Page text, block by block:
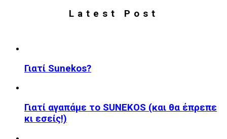
Latest Post
Γιατί Sunekos?
Γιατί αγαπάμε το SUNEKOS (και θα έπρεπε
κι εσείς!)